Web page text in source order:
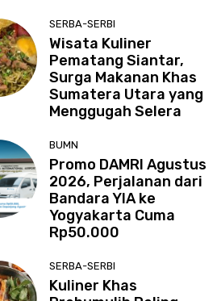
SERBA-SERBI
Wisata Kuliner
Pematang Siantar,
Surga Makanan Khas
Sumatera Utara yang
Menggugah Selera
BUMN
Promo DAMRI Agustus
2026, Perjalanan dari
Bandara YIA ke
Yogyakarta Cuma
Rp50.000
SERBA-SERBI
Kuliner Khas